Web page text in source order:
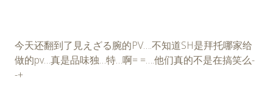
今天还翻到了見えざる腕的PV….不知道SH是拜托哪家给
做的pv…真是品味独…特…啊= =….他们真的不是在搞笑么-
-+